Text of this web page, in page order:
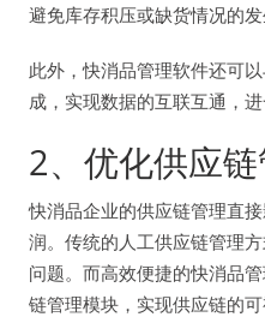
避免库存积压或缺货情况的发
此外，快消品管理软件还可
成，实现数据的互联互通，
2、优化供应链
快消品企业的供应链管理直
润。传统的人工供应链管理
问题。而高效便捷的快消品
链管理模块，实现供应链的可